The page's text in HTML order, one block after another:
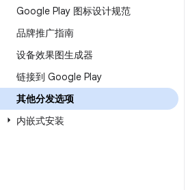
Google Play 图标设计规范
品牌推广指南
设备效果图生成器
链接到 Google Play
其他分发选项
内嵌式安装